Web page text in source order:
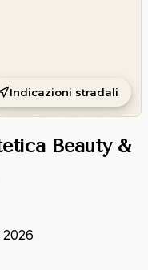
Indicazioni stradali
Beauty &